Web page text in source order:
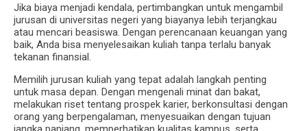
Jika biaya menjadi kendala, pertimbangkan untuk mengambil
jurusan di universitas negeri yang biayanya lebih terjangkau
atau mencari beasiswa. Dengan perencanaan keuangan yang
baik, Anda bisa menyelesaikan kuliah tanpa terlalu banyak
tekanan finansial.
Memilih jurusan kuliah yang tepat adalah langkah penting
untuk masa depan. Dengan mengenali minat dan bakat,
melakukan riset tentang prospek karier, berkonsultasi dengan
orang yang berpengalaman, menyesuaikan dengan tujuan